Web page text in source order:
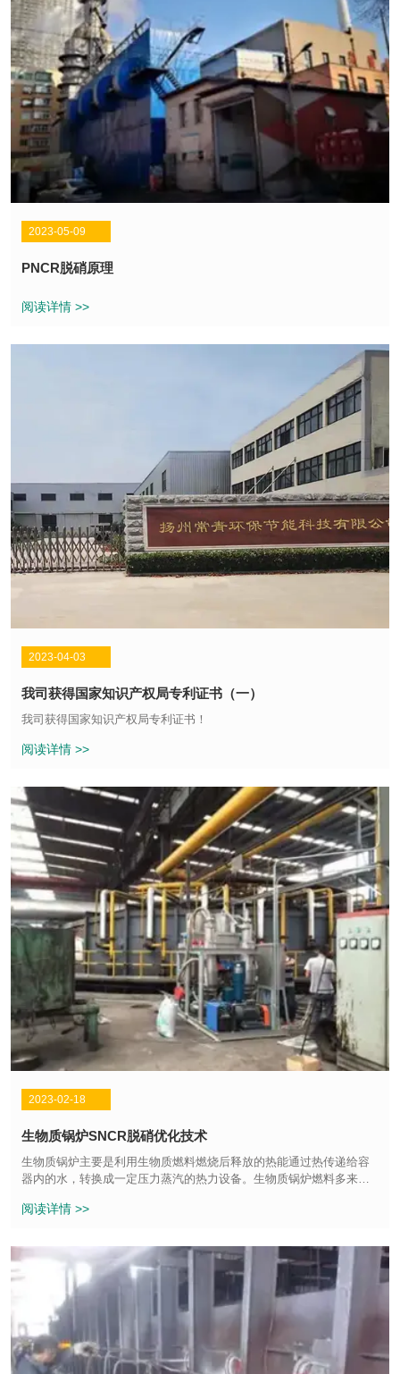
2023-05-09
PNCR脱硝原理
阅读详情 >>
2023-04-03
我司获得国家知识产权局专利证书（一）
我司获得国家知识产权局专利证书！
阅读详情 >>
2023-02-18
生物质锅炉SNCR脱硝优化技术
生物质锅炉主要是利用生物质燃料燃烧后释放的热能通过热传递给容
器内的水，转换成一定压力蒸汽的热力设备。生物质锅炉燃料多来源
于绿色清洁能源。得到国家的大力推广。
阅读详情 >>